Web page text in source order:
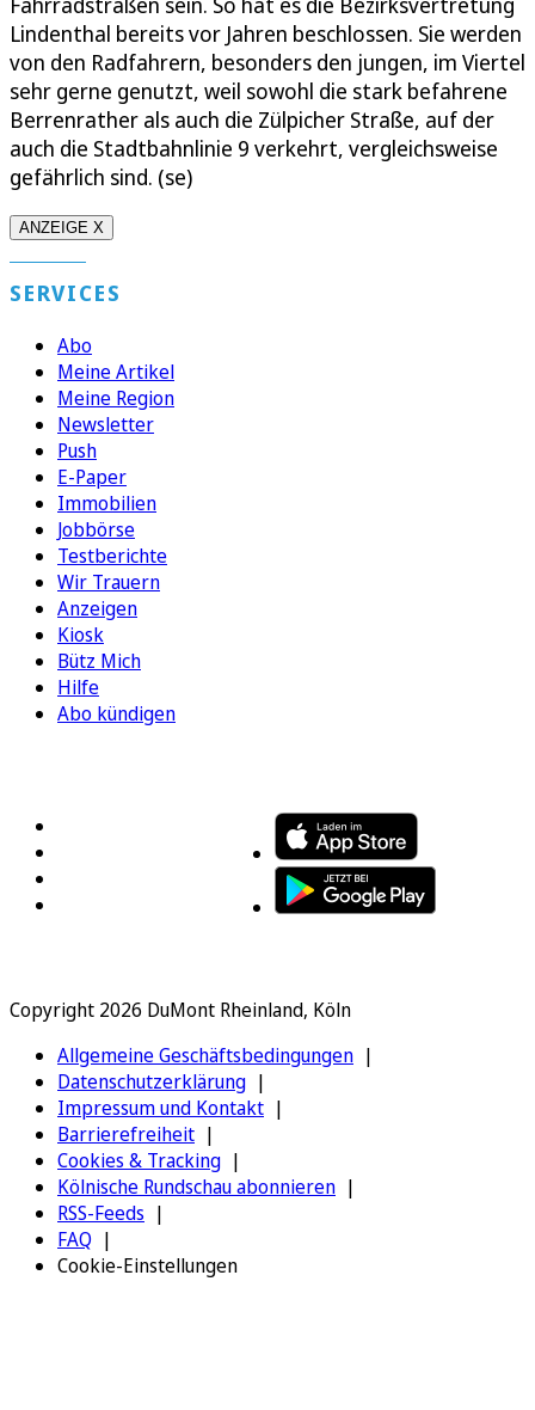
Lindenthal bereits vor Jahren beschlossen. Sie werden
von den Radfahrern, besonders den jungen, im Viertel
sehr gerne genutzt, weil sowohl die stark befahrene
Berrenrather als auch die Zülpicher Straße, auf der
auch die Stadtbahnlinie 9 verkehrt, vergleichsweise
gefährlich sind. (se)
ANZEIGE X
SERVICES
Abo
Meine Artikel
Meine Region
Newsletter
Push
E-Paper
Immobilien
Jobbörse
Testberichte
Wir Trauern
Anzeigen
Kiosk
Bütz Mich
Hilfe
Abo kündigen
Copyright 2026 DuMont Rheinland, Köln
Allgemeine Geschäftsbedingungen
Datenschutzerklärung
Impressum und Kontakt
Barrierefreiheit
Cookies & Tracking
Kölnische Rundschau abonnieren
RSS-Feeds
FAQ
Cookie-Einstellungen